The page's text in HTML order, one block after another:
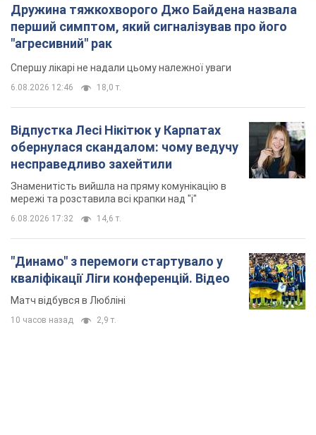
обернулася скандалом: чому ведучу
несправедливо захейтили
Знаменитість вийшла на пряму комунікацію в
"Динамо" з перемоги стартувало у
кваліфікації Ліги конференцій. Відео
Матч відбувся в Любліні
10 часов назад